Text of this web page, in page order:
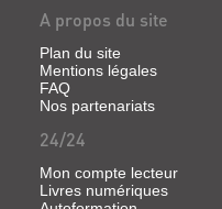
selon
grandes
régions.
Savoirs
artisanaux,
de
oubliés,
merveilles
architec...
VISAGES
DE
BLOIS
Livre
A propos du site
Plan du site
Mentions légales
FAQ
Nos partenariats
24/24
Mon compte lecteur
Livres numériques